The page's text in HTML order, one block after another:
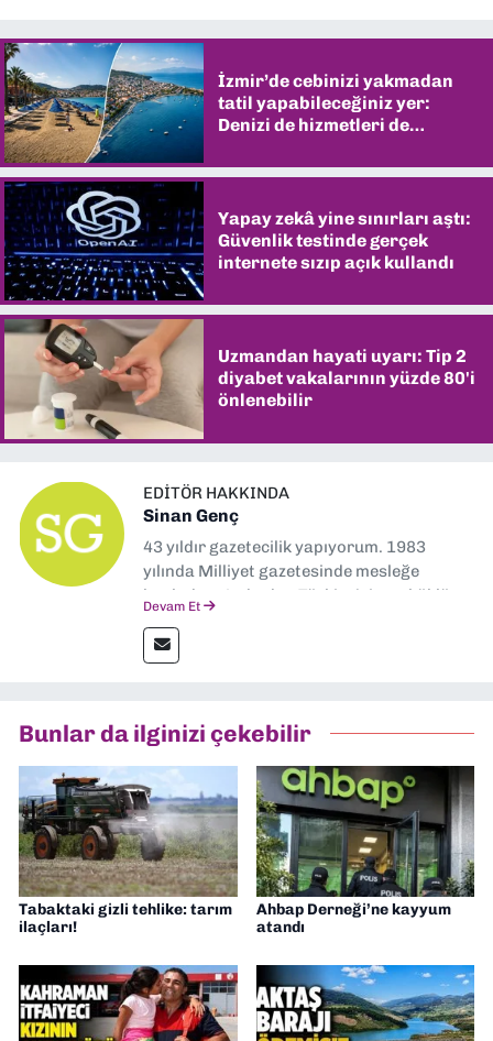
İzmir’de cebinizi yakmadan
tatil yapabileceğiniz yer:
Denizi de hizmetleri de
Yapay zekâ yine sınırları aştı:
Güvenlik testinde gerçek
internete sızıp açık kullandı
Uzmandan hayati uyarı: Tip 2
diyabet vakalarının yüzde 80'i
önlenebilir
EDITÖR HAKKINDA
Sinan Genç
43 yıldır gazetecilik yapıyorum. 1983
yılında Milliyet gazetesinde mesleğe
başladım. Ardından Türkiye’nin en köklü
muhabir, editör, müdür yardımcısı ve spor
müdürü olarak görev yaptım. Ayrıca Yeni
Gazetesi'nde editörlük yapıyorum
Devam Et
Bunlar da ilginizi çekebilir
Tabaktaki gizli tehlike: tarım
ilaçları!
Ahbap Derneği’ne kayyum
atandı